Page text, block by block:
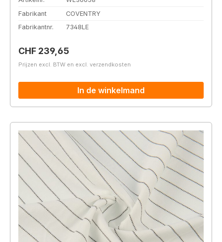
Fabrikant
COVENTRY
Fabrikantnr.
7348LE
Normale prijs:
CHF 239,65
Prijzen excl. BTW en excl. verzendkosten
In de winkelmand